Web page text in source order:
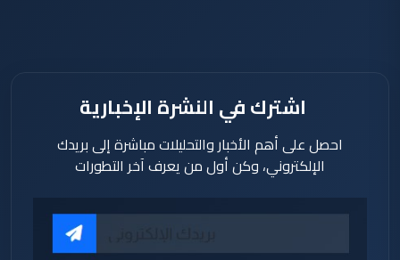
اشترك في النشرة الإخبارية
احصل على أهم الأخبار والتحليلات مباشرة إلى بريدك
الإلكتروني، وكن أول من يعرف آخر التطورات